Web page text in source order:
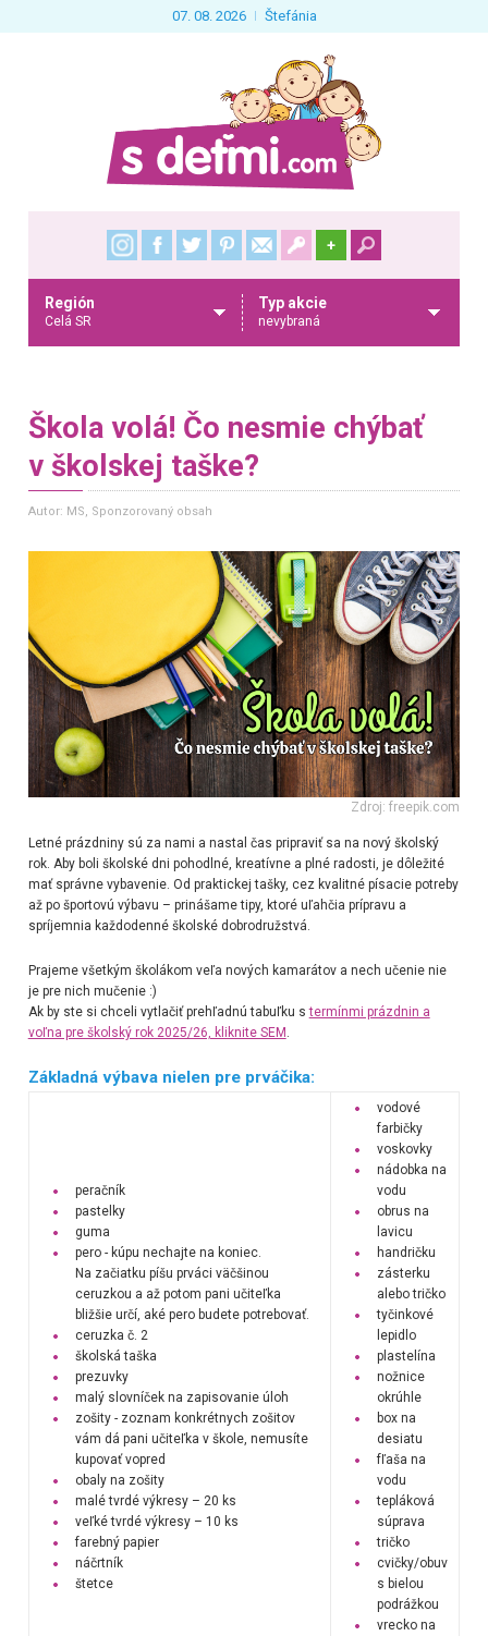
07. 08. 2026 Štefánia
+
Región
Celá SR
Typ akcie
nevybraná
Škola volá! Čo nesmie chýbať
v školskej taške?
Autor: MS, Sponzorovaný obsah
Zdroj: freepik.com
Letné prázdniny sú za nami a nastal čas pripraviť sa na nový školský
rok. Aby boli školské dni pohodlné, kreatívne a plné radosti, je dôležité
mať správne vybavenie. Od praktickej tašky, cez kvalitné písacie potreby
až po športovú výbavu – prinášame tipy, ktoré uľahčia prípravu a
spríjemnia každodenné školské dobrodružstvá.
Prajeme všetkým školákom veľa nových kamarátov a nech učenie nie
je pre nich mučenie :)
Ak by ste si chceli vytlačiť prehľadnú tabuľku stermínmi prázdnin a
voľna pre školský rok 2025/26, kliknite SEM
Základná výbava nielen pre prváčika:
peračník
pastelky
guma
pero - kúpu nechajte na koniec.
Na začiatku píšu prváci väčšinou
ceruzkou a až potom pani učiteľka
bližšie určí, aké pero budete potrebovať.
ceruzka č. 2
školská taška
prezuvky
malý slovníček na zapisovanie úloh
zošity - zoznam konkrétnych zošitov
vám dá pani učiteľka v škole, nemusíte
kupovať vopred
obaly na zošity
malé tvrdé výkresy – 20 ks
veľké tvrdé výkresy – 10 ks
farebný papier
náčrtník
štetce
vodové
farbičky
voskovky
nádobka na
vodu
obrus na
lavicu
handričku
zásterku
alebo tričko
tyčinkové
lepidlo
plastelína
nožnice
okrúhle
box na
desiatu
fľaša na
vodu
tepláková
súprava
tričko
cvičky/obuv
s bielou
podrážkou
vrecko na